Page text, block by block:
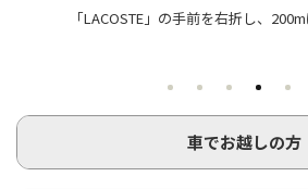
「LACOSTE」の手前を右折し、
車でお越しの方